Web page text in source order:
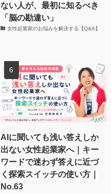
ない人が、最初に知るべき
「脳の勘違い」
女性起業家のお悩みを解決する【Q&A】
AIに聞いても浅い答えしか
出ない女性起業家へ｜キー
ワードで迷わず答えに近づ
く探索スイッチの使い方｜
No.63